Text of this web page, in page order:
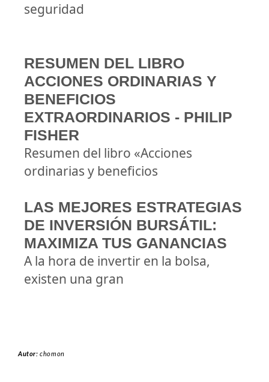
seguridad
RESUMEN DEL LIBRO
ACCIONES ORDINARIAS Y
BENEFICIOS
EXTRAORDINARIOS - PHILIP
FISHER
Resumen del libro «Acciones
ordinarias y beneficios
LAS MEJORES ESTRATEGIAS
DE INVERSIÓN BURSÁTIL:
MAXIMIZA TUS GANANCIAS
A la hora de invertir en la bolsa,
existen una gran
Autor:chomon